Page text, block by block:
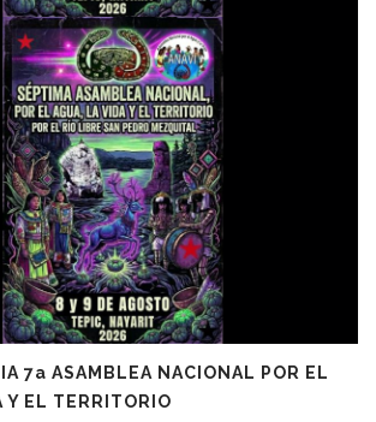
7a ASAMBLEA NACIONAL POR EL
Y EL TERRITORIO